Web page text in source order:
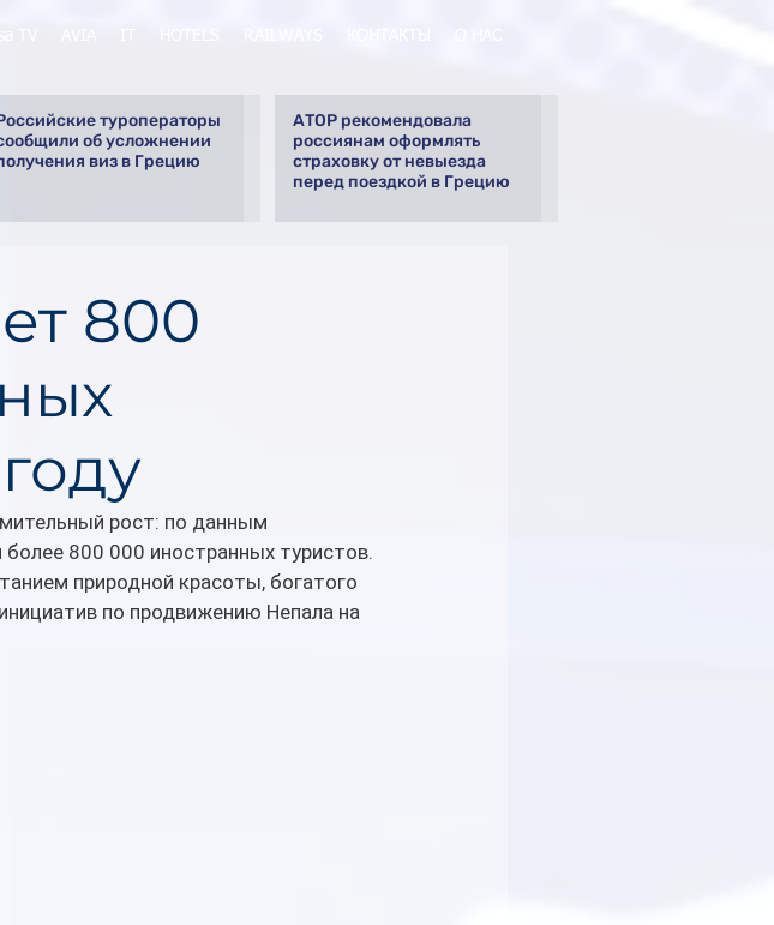
туроператоры
об усложнении
виз в Грецию
АТОР рекомендовала
россиянам оформлять
страховку от невыезда
перед поездкой в Грецию
800
рост: по данным
800 000 иностранных туристов.
природной красоты, богатого
по продвижению Непала на